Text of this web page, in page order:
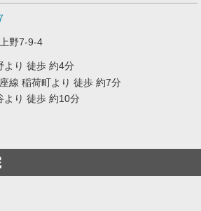
野7-9-4
より 徒歩 約4分
線 稲荷町より 徒歩 約7分
より 徒歩 約10分